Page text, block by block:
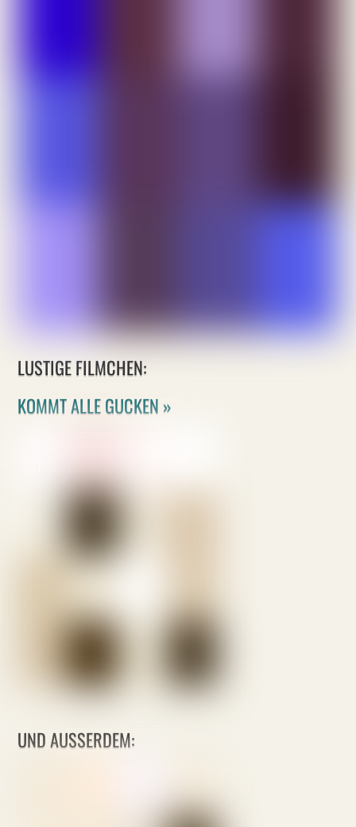
LUSTIGE FILMCHEN:
KOMMT ALLE GUCKEN »
UND AUSSERDEM: